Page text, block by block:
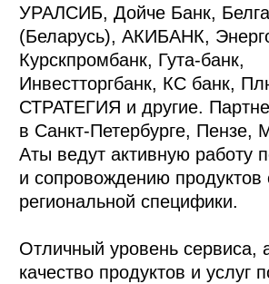
УРАЛСИБ, Дойче Банк,
(Беларусь), АКИБАНК,
Курскпромбанк, Гута-банк,
Инвестторгбанк, КС банк,
СТРАТЕГИЯ и другие.
в Санкт-Петербурге, Пензе,
Аты ведут активную работу
и сопровождению продуктов
региональной специфики.
Отличный уровень сервиса,
качество продуктов и услуг